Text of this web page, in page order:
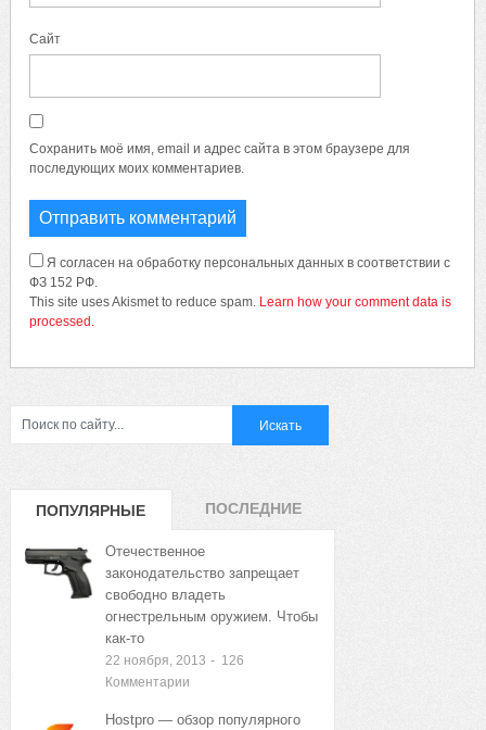
Сайт
Сохранить моё имя, email и адрес сайта в этом браузере для
последующих моих комментариев.
Я согласен на обработку персональных данных в соответствии с
ФЗ 152 РФ.
This site uses Akismet to reduce spam. Learn how your comment data is
processed.
ПОПУЛЯРНЫЕ
ЗАПИСИ
ПОСЛЕДНИЕ
Отечественное
законодательство запрещает
свободно владеть
огнестрельным оружием. Чтобы
как-то
22 ноября, 2013 - 126
Комментарии
Hostpro — обзор популярного